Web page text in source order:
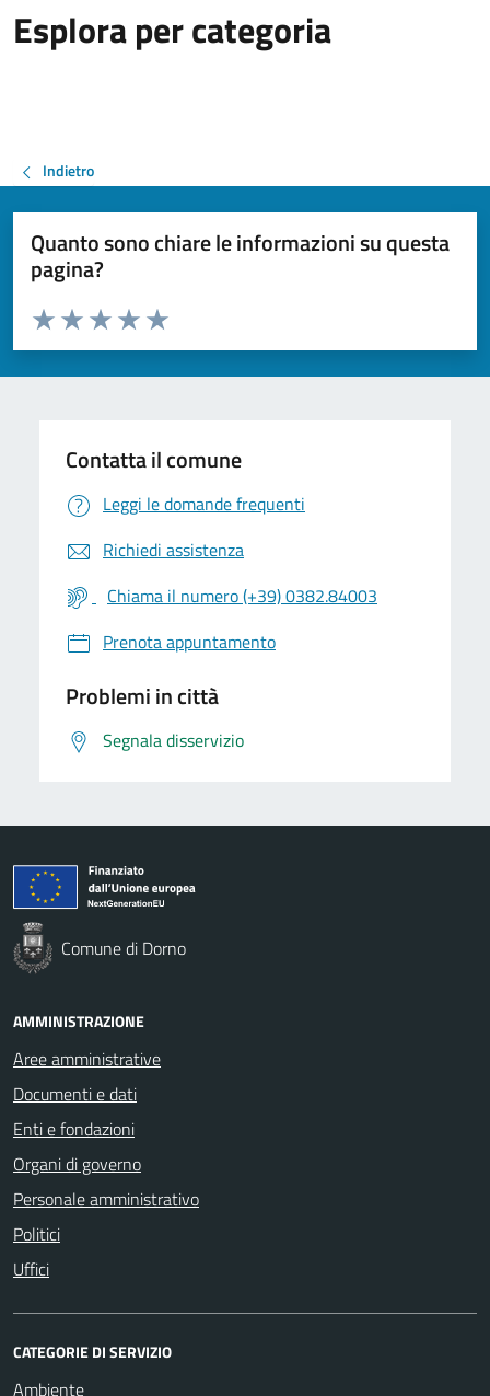
Esplora per categoria
Indietro
Quanto sono chiare le informazioni su questa
pagina?
Valuta da 1 a 5 stelle la pagina
Valuta 5 stelle su 5
Valuta 4 stelle su 5
Valuta 3 stelle su 5
Valuta 2 stelle su 5
Valuta 1 stelle su 5
Contatta il comune
Leggi le domande frequenti
Richiedi assistenza
Chiama il numero (+39) 0382.84003
Prenota appuntamento
Problemi in città
Segnala disservizio
Comune di Dorno
AMMINISTRAZIONE
Aree amministrative
Documenti e dati
Enti e fondazioni
Organi di governo
Personale amministrativo
Politici
Uffici
CATEGORIE DI SERVIZIO
Ambiente